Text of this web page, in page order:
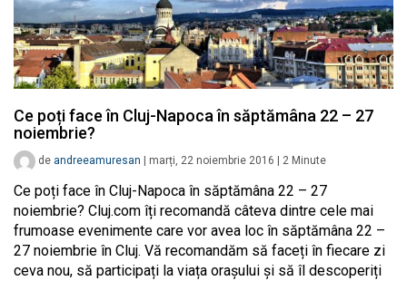
Ce poți face în Cluj-Napoca în săptămâna 22 – 27
noiembrie?
de andreeamuresan marți, 22 noiembrie 2016 2 Minute
Ce poți face în Cluj-Napoca în săptămâna 22 – 27
noiembrie? Cluj.com îți recomandă câteva dintre cele mai
frumoase evenimente care vor avea loc în săptămâna 22 –
27 noiembrie în Cluj. Vă recomandăm să faceți în fiecare zi
ceva nou, să participați la viața orașului și să îl descoperiți